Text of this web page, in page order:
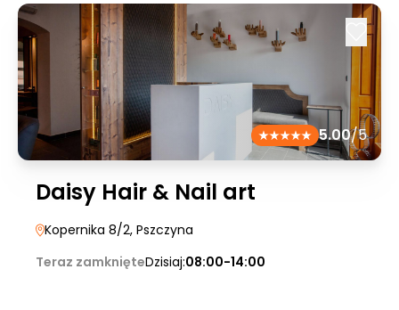
5.00/5
Daisy Hair & Nail art
Kopernika 8/2, Pszczyna
Teraz zamknięteDzisiaj:08:00-14:00